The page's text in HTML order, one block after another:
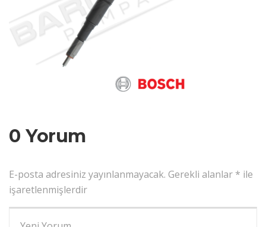
0 Yorum
E-posta adresiniz yayınlanmayacak. Gerekli alanlar * ile
işaretlenmişlerdir